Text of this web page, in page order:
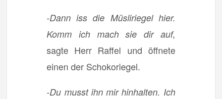
-Dann iss die Müsliriegel hier.
Komm ich mach sie dir auf,
sagte Herr Raffel und öffnete
einen der Schokoriegel.
-Du musst ihn mir hinhalten. Ich